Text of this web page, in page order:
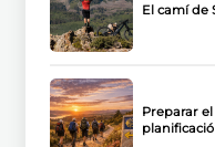
El camí de
Preparar